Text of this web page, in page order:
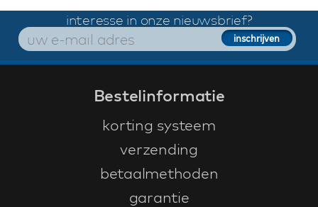
interesse in onze nieuwsbrief?
Bestelinformatie
korting systeem
verzending
betaalmethoden
garantie